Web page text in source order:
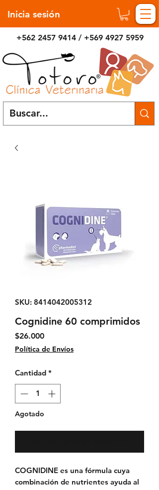
Inicia sesión
+562 2457 9414 / +569 4927 5959
SKU: 8414042005312
Cognidine 60 comprimidos
$26.000Precio
Política de Envíos
Cantidad *
Agotado
COGNIDINE es una fórmula cuya
combinación de nutrientes ayuda al